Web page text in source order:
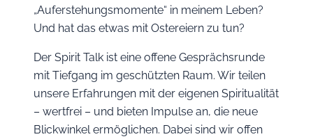
„Auferstehungsmomente“ in meinem Leben?
Und hat das etwas mit Ostereiern zu tun?
Der Spirit Talk ist eine offene Gesprächsrunde
mit Tiefgang im geschützten Raum. Wir teilen
unsere Erfahrungen mit der eigenen Spiritualität
– wertfrei – und bieten Impulse an, die neue
Blickwinkel ermöglichen. Dabei sind wir offen